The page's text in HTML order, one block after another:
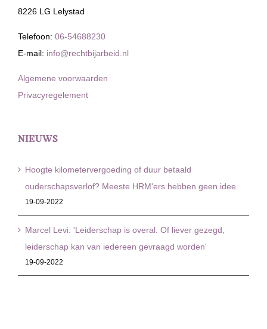
8226 LG Lelystad
Telefoon: 06-54688230
E-mail: info@rechtbijarbeid.nl
Algemene voorwaarden
Privacyregelement
NIEUWS
Hoogte kilometervergoeding of duur betaald
ouderschapsverlof? Meeste HRM'ers hebben geen idee
19-09-2022
Marcel Levi: 'Leiderschap is overal. Of liever gezegd,
leiderschap kan van iedereen gevraagd worden'
19-09-2022